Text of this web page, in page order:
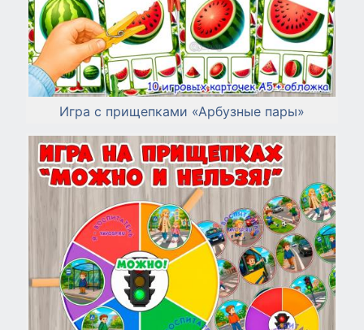
Игра с прищепками «Арбузные пары»